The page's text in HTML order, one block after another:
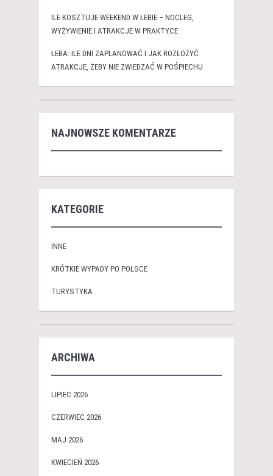
ILE KOSZTUJE WEEKEND W ŁEBIE – NOCLEG,
WYŻYWIENIE I ATRAKCJE W PRAKTYCE
ŁEBA: ILE DNI ZAPLANOWAĆ I JAK ROZŁOŻYĆ
ATRAKCJE, ŻEBY NIE ZWIEDZAĆ W POŚPIECHU
NAJNOWSZE KOMENTARZE
KATEGORIE
INNE
KRÓTKIE WYPADY PO POLSCE
TURYSTYKA
ARCHIWA
LIPIEC 2026
CZERWIEC 2026
MAJ 2026
KWIECIEŃ 2026